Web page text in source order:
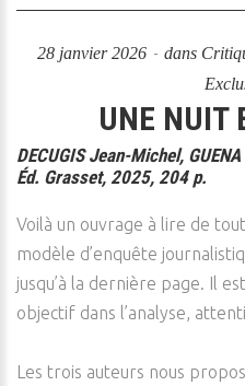
28 janvier 2026 dans
UNE NUIT
DECUGIS Jean-Michel,
Éd. Grasset, 2025, 204 p.
Voilà un ouvrage à lire de
modèle d’enquête
jusqu’à la dernière page. Il
objectif dans l’analyse,
Les trois auteurs nous